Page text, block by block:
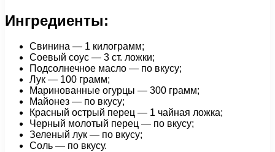
Ингредиенты:
Свинина — 1 килограмм;
Соевый соус — 3 ст. ложки;
Подсолнечное масло — по вкусу;
Лук — 100 грамм;
Маринованные огурцы — 300 грамм;
Майонез — по вкусу;
Красный острый перец — 1 чайная ложка;
Черный молотый перец — по вкусу;
Зеленый лук — по вкусу;
Соль — по вкусу.